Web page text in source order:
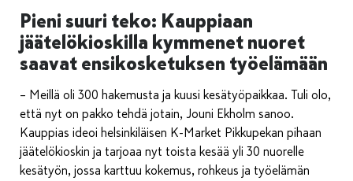
Pieni suuri teko: Kauppiaan
jäätelökioskilla kymmenet nuoret
saavat ensikosketuksen työelämään
– Meillä oli 300 hakemusta ja kuusi kesätyöpaikkaa. Tuli olo,
että nyt on pakko tehdä jotain, Jouni Ekholm sanoo.
Kauppias ideoi helsinkiläisen K-Market Pikkupekan pihaan
jäätelökioskin ja tarjoaa nyt toista kesää yli 30 nuorelle
kesätyön, jossa karttuu kokemus, rohkeus ja työelämän